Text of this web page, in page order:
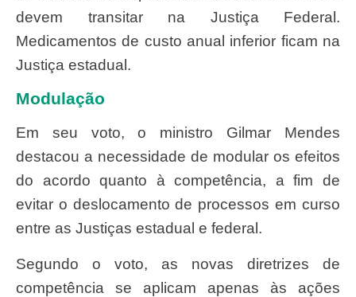
devem transitar na Justiça Federal.
Medicamentos de custo anual inferior ficam na
Justiça estadual.
Modulação
Em seu voto, o ministro Gilmar Mendes
destacou a necessidade de modular os efeitos
do acordo quanto à competência, a fim de
evitar o deslocamento de processos em curso
entre as Justiças estadual e federal.
Segundo o voto, as novas diretrizes de
competência se aplicam apenas às ações